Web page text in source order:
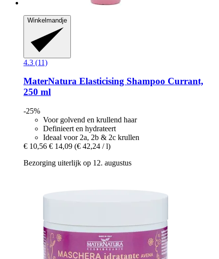
Winkelmandje
4.3 (11)
MaterNatura Elasticising Shampoo Currant,
250 ml
-25%
Voor golvend en krullend haar
Definieert en hydrateert
Ideaal voor 2a, 2b & 2c krullen
€ 10,56 € 14,09 (€ 42,24 / l)
Bezorging uiterlijk op 12. augustus